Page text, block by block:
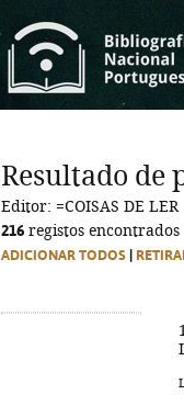
Resultado de
Editor: =COISAS DE LER
216 registos encontrados
ADICIONAR TODOS